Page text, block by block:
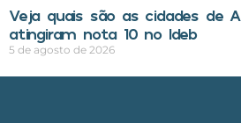
Veja quais são as cidades de
atingiram nota 10 no Ideb
5 de agosto de 2026